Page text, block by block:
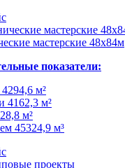
мастерские 48х84м
показатели:
м²
4162,3 м²
м²
45324,9 м³
проекты